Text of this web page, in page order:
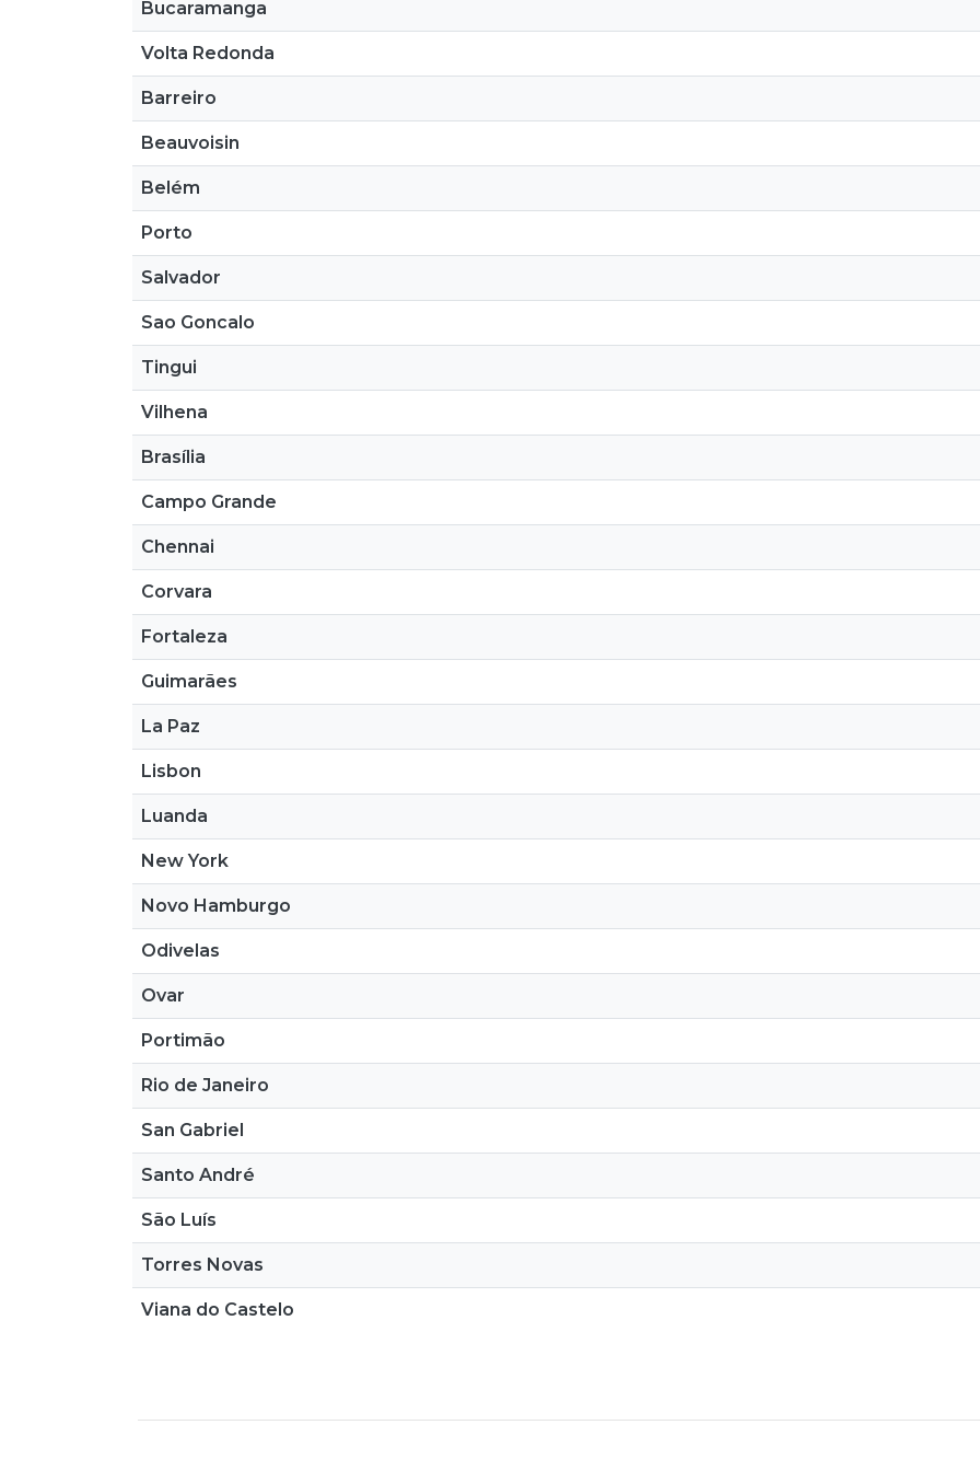
Bucaramanga
Volta Redonda
Barreiro
Beauvoisin
Belém
Porto
Salvador
Sao Goncalo
Tingui
Vilhena
Brasília
Campo Grande
Chennai
Corvara
Fortaleza
Guimarães
La Paz
Lisbon
Luanda
New York
Novo Hamburgo
Odivelas
Ovar
Portimão
Rio de Janeiro
San Gabriel
Santo André
São Luís
Torres Novas
Viana do Castelo